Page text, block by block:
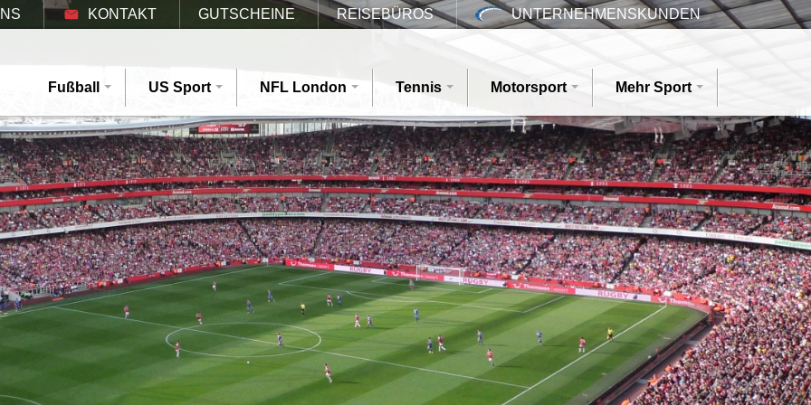
KONTAKT GUTSCHEINE REISEBÜROS UNTERNEHMENSKUNDEN
Fußball US Sport NFL London Tennis Motorsport Mehr Sport